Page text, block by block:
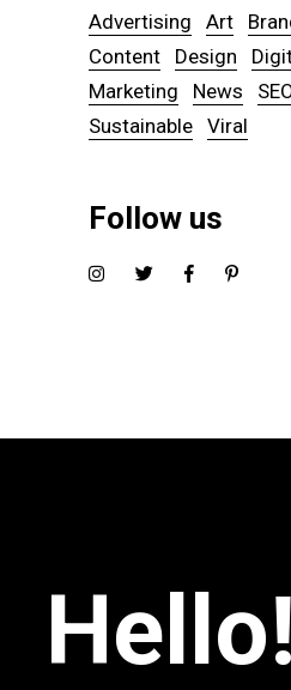
Advertising Art
Content
Design
Marketing
News
Sustainable Viral
Follow us
Hello!